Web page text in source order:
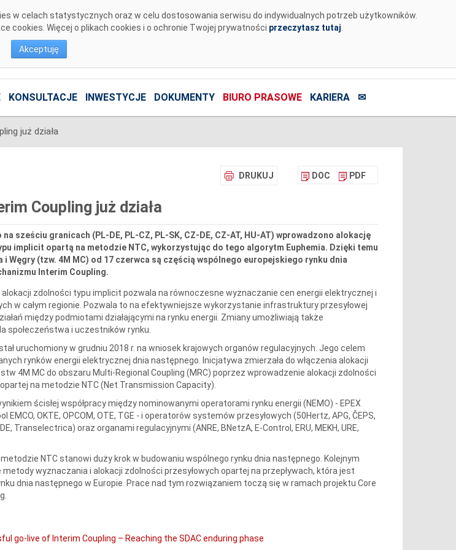
w celach statystycznych oraz w celu dostosowania serwisu do indywidualnych potrzeb użytkowników.
cookies. Więcej o plikach cookies i o ochronie Twojej prywatności przeczytasz tutaj
Akceptuję
KONSULTACJE INWESTYCJE DOKUMENTY BIURO PRASOWE KARIERA ✉
już działa
DRUKUJ DOC PDF
Coupling już działa
sześciu granicach (PL-DE, PL-CZ, PL-SK, CZ-DE, CZ-AT, HU-AT) wprowadzono alokację
implicit opartą na metodzie NTC, wykorzystując do tego algorytm Euphemia. Dzięki temu
i Węgry (tzw. 4M MC) od 17 czerwca są częścią wspólnego europejskiego rynku dnia
Interim Coupling.
zdolności typu implicit pozwala na równoczesne wyznaczanie cen energii elektrycznej i
w całym regionie. Pozwala to na efektywniejsze wykorzystanie infrastruktury przesyłowej
między podmiotami działającymi na rynku energii. Zmiany umożliwiają także
społeczeństwa i uczestników rynku.
uruchomiony w grudniu 2018 r. na wniosek krajowych organów regulacyjnych. Jego celem
rynków energii elektrycznej dnia następnego. Inicjatywa zmierzała do włączenia alokacji
4M MC do obszaru Multi-Regional Coupling (MRC) poprzez wprowadzenie alokacji zdolności
na metodzie NTC (Net Transmission Capacity).
ścisłej współpracy między nominowanymi operatorami rynku energii (NEMO) - EPEX
EMCO, OKTE, OPCOM, OTE, TGE - i operatorów systemów przesyłowych (50Hertz, APG, ČEPS,
Transelectrica) oraz organami regulacyjnymi (ANRE, BNetzA, E-Control, ERU, MEKH, URE,
NTC stanowi duży krok w budowaniu wspólnego rynku dnia następnego. Kolejnym
wyznaczania i alokacji zdolności przesyłowych opartej na przepływach, która jest
dnia następnego w Europie. Prace nad tym rozwiązaniem toczą się w ramach projektu Core
go-live of Interim Coupling – Reaching the SDAC enduring phase